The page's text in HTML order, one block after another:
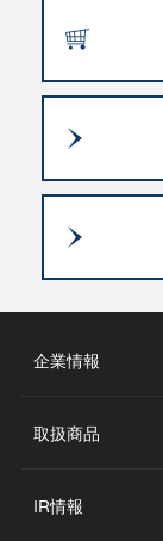
企業情報
取扱商品
IR情報